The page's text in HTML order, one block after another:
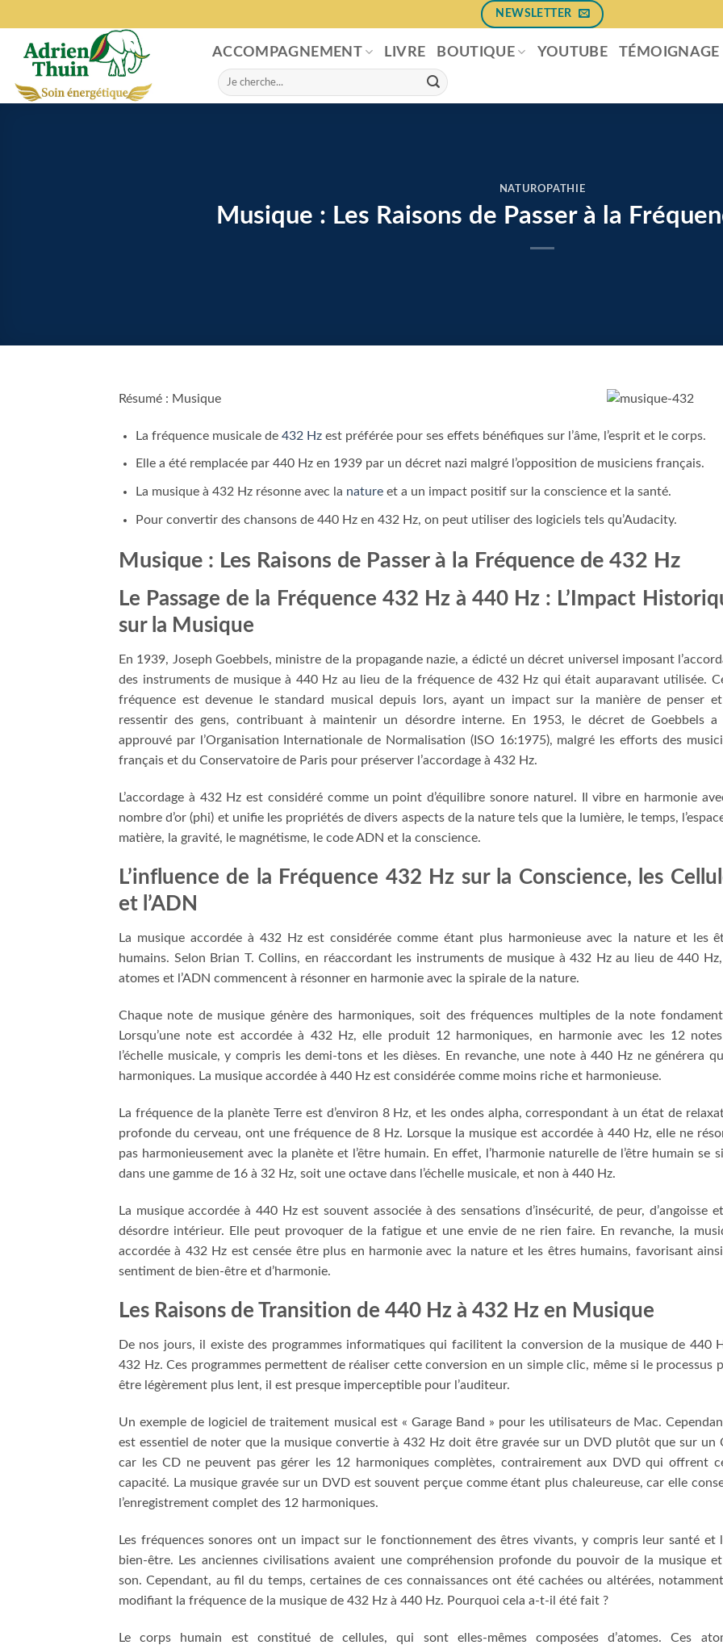
to
content
NEWSLETTER
ACCOMPAGNEMENT LIVRE BOUTIQUE YOUTUBE TÉMOIGNAGE
Search
for:
NATUROPATHIE
Musique : Les Raisons de Passer à la
Résumé : Musique
La fréquence musicale de 432 Hzest préférée pour ses effets bénéfiques sur l’âme, l’esprit et le corps.
Elle a été remplacée par 440 Hz en 1939 par un décret nazi malgré l’opposition de musiciens français.
La musique à 432 Hz résonne avec la natureet a un impact positif sur la conscience et la santé.
Pour convertir des chansons de 440 Hz en 432 Hz, on peut utiliser des logiciels tels qu’Audacity.
Musique : Les Raisons de Passer à la Fréquence de 432 Hz
Le Passage de la Fréquence 432 Hz à 440 Hz : L’Impact
sur la Musique
En 1939, Joseph Goebbels, ministre de la propagande nazie, a édicté un décret universel imposant
des instruments de musique à 440 Hz au lieu de la fréquence de 432 Hz qui était auparavant utilisée.
fréquence est devenue le standard musical depuis lors, ayant un impact sur la manière de penser
ressentir des gens, contribuant à maintenir un désordre interne. En 1953, le décret de Goebbels a
approuvé par l’Organisation Internationale de Normalisation (ISO 16:1975), malgré les efforts des
français et du Conservatoire de Paris pour préserver l’accordage à 432 Hz.
L’accordage à 432 Hz est considéré comme un point d’équilibre sonore naturel. Il vibre en harmonie
nombre d’or (phi) et unifie les propriétés de divers aspects de la nature tels que la lumière, le temps,
matière, la gravité, le magnétisme, le code ADN et la conscience.
L’influence de la Fréquence 432 Hz sur la Conscience, les
et l’ADN
La musique accordée à 432 Hz est considérée comme étant plus harmonieuse avec la nature et les
humains. Selon Brian T. Collins, en réaccordant les instruments de musique à 432 Hz au lieu de 440
atomes et l’ADN commencent à résonner en harmonie avec la spirale de la nature.
Chaque note de musique génère des harmoniques, soit des fréquences multiples de la note
Lorsqu’une note est accordée à 432 Hz, elle produit 12 harmoniques, en harmonie avec les 12
l’échelle musicale, y compris les demi-tons et les dièses. En revanche, une note à 440 Hz ne générera
harmoniques. La musique accordée à 440 Hz est considérée comme moins riche et harmonieuse.
La fréquence de la planète Terre est d’environ 8 Hz, et les ondes alpha, correspondant à un état de
profonde du cerveau, ont une fréquence de 8 Hz. Lorsque la musique est accordée à 440 Hz, elle ne
pas harmonieusement avec la planète et l’être humain. En effet, l’harmonie naturelle de l’être humain se
dans une gamme de 16 à 32 Hz, soit une octave dans l’échelle musicale, et non à 440 Hz.
La musique accordée à 440 Hz est souvent associée à des sensations d’insécurité, de peur, d’angoisse
désordre intérieur. Elle peut provoquer de la fatigue et une envie de ne rien faire. En revanche, la
accordée à 432 Hz est censée être plus en harmonie avec la nature et les êtres humains, favorisant
sentiment de bien-être et d’harmonie.
Les Raisons de Transition de 440 Hz à 432 Hz en Musique
De nos jours, il existe des programmes informatiques qui facilitent la conversion de la musique de 440
432 Hz. Ces programmes permettent de réaliser cette conversion en un simple clic, même si le processus
être légèrement plus lent, il est presque imperceptible pour l’auditeur.
Un exemple de logiciel de traitement musical est « Garage Band » pour les utilisateurs de Mac.
est essentiel de noter que la musique convertie à 432 Hz doit être gravée sur un DVD plutôt que sur un
car les CD ne peuvent pas gérer les 12 harmoniques complètes, contrairement aux DVD qui offrent
capacité. La musique gravée sur un DVD est souvent perçue comme étant plus chaleureuse, car elle
l’enregistrement complet des 12 harmoniques.
Les fréquences sonores ont un impact sur le fonctionnement des êtres vivants, y compris leur santé et
bien-être. Les anciennes civilisations avaient une compréhension profonde du pouvoir de la musique
son. Cependant, au fil du temps, certaines de ces connaissances ont été cachées ou altérées,
modifiant la fréquence de la musique de 432 Hz à 440 Hz. Pourquoi cela a-t-il été fait ?
Le corps humain est constitué de cellules, qui sont elles-mêmes composées d’atomes. Ces